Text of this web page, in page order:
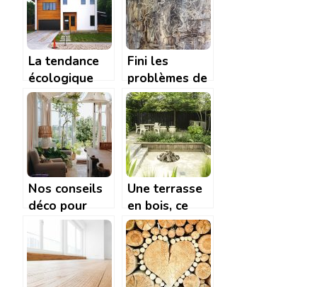
La tendance
écologique
des maisons
en bois
Fini les
problèmes de
termites qui
rongent le
bois
Nos conseils
déco pour
aménager
votre terrasse
en bois
Une terrasse
en bois, ce
qu’il faut
savoir